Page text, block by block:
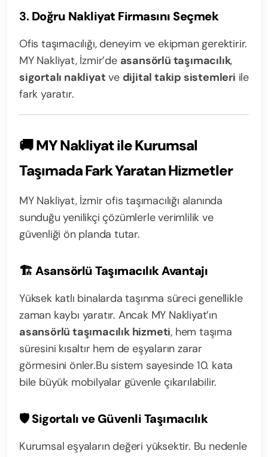
3.Doğru Nakliyat Firmasını Seçmek
Ofis taşımacılığı, deneyim ve ekipman gerektirir.
MY Nakliyat, İzmir’de asansörlü taşımacılık,
sigortalı nakliyat ve dijital takip sistemleri ile
fark yaratır.
🚚MY Nakliyat ile Kurumsal
Taşımada Fark Yaratan Hizmetler
MY Nakliyat, İzmir ofis taşımacılığı alanında
sunduğu yenilikçi çözümlerle verimlilik ve
güvenliği ön planda tutar.
🏗️Asansörlü Taşımacılık Avantajı
Yüksek katlı binalarda taşınma süreci genellikle
zaman kaybı yaratır. Ancak MY Nakliyat’ın
asansörlü taşımacılık hizmeti, hem taşıma
süresini kısaltır hem de eşyaların zarar
görmesini önler.Bu sistem sayesinde 10. kata
bile büyük mobilyalar güvenle çıkarılabilir.
🛡️Sigortalı ve Güvenli Taşımacılık
Kurumsal eşyaların değeri yüksektir. Bu nedenle